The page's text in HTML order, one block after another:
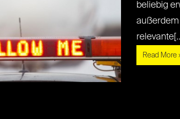
beliebig
außerdem
Read More